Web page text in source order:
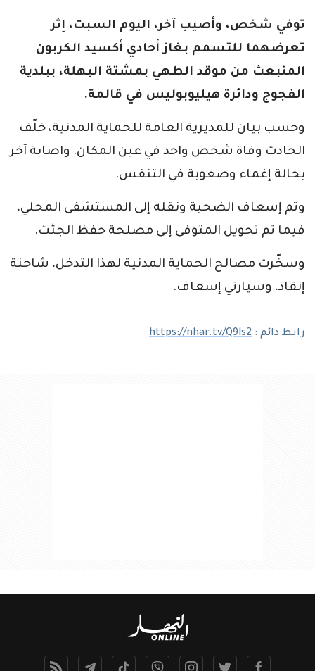
توفي شخص، وأصيب آخر، اليوم السبت، إثر
تعرضهما للتسمم بغاز أحادي أكسيد الكربون
المنبعث من موقد الطهي بمشتة البهلة، ببلدية
الفجوج ودائرة هيليوبوليس في قالمة.
وحسب بيان للمديرية العامة للحماية المدنية، خلّف
الحادث وفاة شخص واحد في عين المكان. واصابة آخر
بحالة إغماء وصعوبة في التنفس.
وتم إسعاف الضحية ونقله إلى المستشفى المحلي،
فيما تم تحويل المتوفى إلى مصلحة حفظ الجثث.
وسخّرت مصالح الحماية المدنية لهذا التدخل، شاحنة
إنقاذ، وسيارتي إسعاف.
رابط دائم : https://nhar.tv/Q9ls2